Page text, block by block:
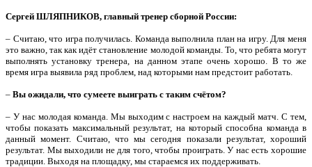
Сергей ШЛЯПНИКОВ, главный тренер сборной России:
– Считаю, что игра получилась. Команда выполнила план на игру. Для меня
это важно, так как идёт становление молодой команды. То, что ребята могут
выполнять установку тренера, на данном этапе очень хорошо. В то же
время игра выявила ряд проблем, над которыми нам предстоит работать.
– Вы ожидали, что сумеете выиграть с таким счётом?
– У нас молодая команда. Мы выходим с настроем на каждый матч. С тем,
чтобы показать максимальный результат, на который способна команда в
данный момент. Считаю, что мы сегодня показали результат, хороший
результат. Мы выходили не для того, чтобы проиграть. У нас есть хорошие
традиции. Выходя на площадку, мы стараемся их поддерживать.